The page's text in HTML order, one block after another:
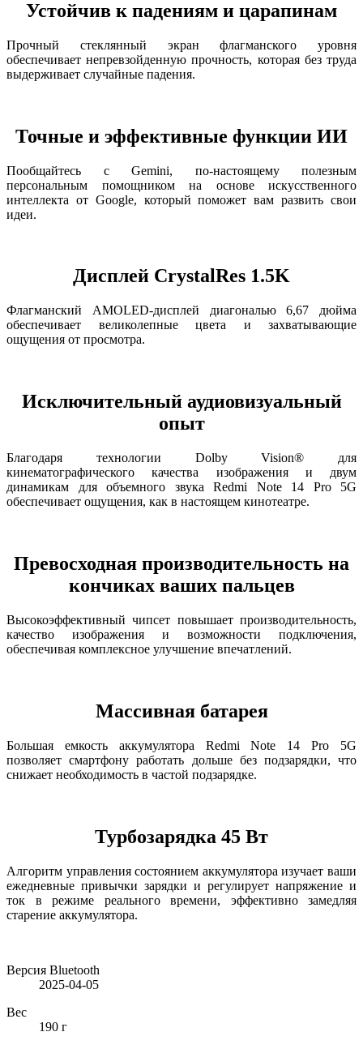
Устойчив к падениям и царапинам
Прочный стеклянный экран флагманского уровня
обеспечивает непревзойденную прочность, которая без труда
выдерживает случайные падения.
Точные и эффективные функции ИИ
Пообщайтесь с Gemini, по-настоящему полезным
персональным помощником на основе искусственного
интеллекта от Google, который поможет вам развить свои
идеи.
Дисплей CrystalRes 1.5K
Флагманский AMOLED-дисплей диагональю 6,67 дюйма
обеспечивает великолепные цвета и захватывающие
ощущения от просмотра.
Исключительный аудиовизуальный
опыт
Благодаря технологии Dolby Vision® для
кинематографического качества изображения и двум
динамикам для объемного звука Redmi Note 14 Pro 5G
обеспечивает ощущения, как в настоящем кинотеатре.
Превосходная производительность на
кончиках ваших пальцев
Высокоэффективный чипсет повышает производительность,
качество изображения и возможности подключения,
обеспечивая комплексное улучшение впечатлений.
Массивная батарея
Большая емкость аккумулятора Redmi Note 14 Pro 5G
позволяет смартфону работать дольше без подзарядки, что
снижает необходимость в частой подзарядке.
Турбозарядка 45 Вт
Алгоритм управления состоянием аккумулятора изучает ваши
ежедневные привычки зарядки и регулирует напряжение и
ток в режиме реального времени, эффективно замедляя
старение аккумулятора.
Версия Bluetooth
2025-04-05
Вес
190 г